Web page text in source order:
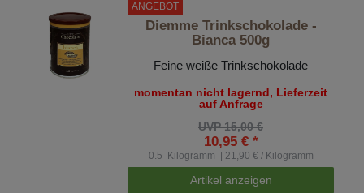
ANGEBOT
Diemme Trinkschokolade -
Bianca 500g
Feine weiße Trinkschokolade
momentan nicht lagernd, Lieferzeit
auf Anfrage
UVP 15,00 €
10,95 € *
0.5 Kilogramm | 21,90 € / Kilogramm
Artikel anzeigen